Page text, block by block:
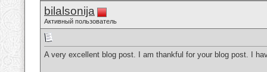
bilalsonija
Активный пользователь
A very excellent blog post. I am thankful for your blog post. I